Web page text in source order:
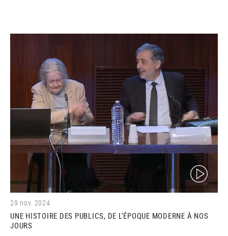
(video)
29 nov. 2024
UNE HISTOIRE DES PUBLICS, DE L'ÉPOQUE MODERNE À NOS
JOURS